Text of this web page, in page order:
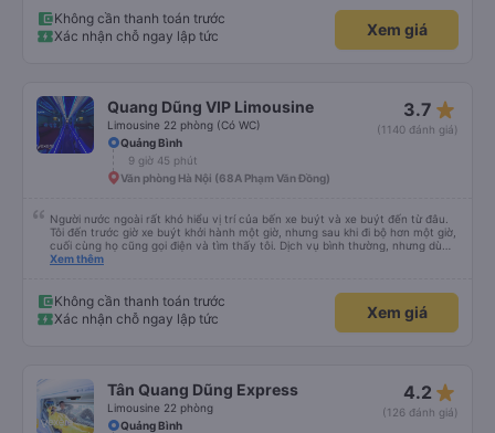
Không cần thanh toán trước
Xác nhận chỗ ngay lập tức
Xem giá
Quang Dũng VIP Limousine
Limousine 22 phòng (Có WC)
3.7 star_rate
(1140 đánh giá)
Quảng Bình
9 giờ 45 phút
Văn phòng Hà Nội (68A Phạm Văn Đồng)
Người nước ngoài rất khó hiểu vị trí của bến xe buýt và xe buýt đến từ đâu.
Tôi đến trước giờ xe buýt khởi hành một giờ, nhưng sau khi đi bộ hơn một giờ,
cuối cùng họ cũng gọi điện và tìm thấy tôi. Dịch vụ bình thường, nhưng dù
sao thì tôi ngủ ngon hơn ở khách sạn vì tôi rất thoải mái. Sẽ tuyệt hơn nếu
Xem thêm
Không cần thanh toán trước
Xác nhận chỗ ngay lập tức
Xem giá
Tân Quang Dũng Express
Limousine 22 phòng
4.2 star_rate
(126 đánh giá)
Quảng Bình